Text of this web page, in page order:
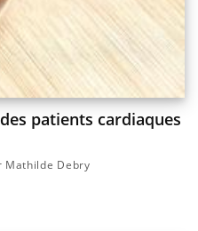
patients cardiaques
Mathilde Debry